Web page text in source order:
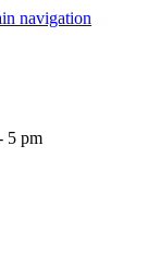
navigation
5 pm